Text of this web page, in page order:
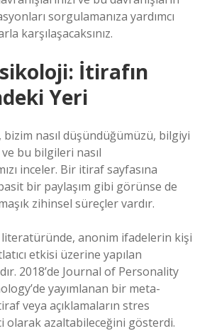
sorgulamanıza yardımcı
karşılaşacaksınız.
İtirafın
Yeri
nasıl düşündüğümüzü, bilgiyi
bu bilgileri nasıl
inceler. Bir itiraf sayfasına
bir paylaşım gibi görünse de
zihinsel süreçler vardır.
anonim ifadelerin kişi
etkisi üzerine yapılan
2018’de Journal of Personality
yayımlanan bir meta-
veya açıklamaların stres
olarak azaltabileceğini gösterdi.